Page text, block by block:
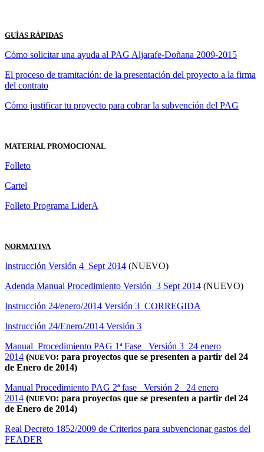
GUÍAS RÁPIDAS
Cómo solicitar una ayuda al PAG Aljarafe-Doñana 2009-2015
El proceso de tramitación: de la presentación del proyecto a la firma
del contrato
Cómo justificar tu proyecto para cobrar la subvención del PAG
MATERIAL PROMOCIONAL
Folleto
Cartel
Folleto Programa LiderA
NORMATIVA
Instrucción Versión 4_Sept 2014 (NUEVO)
Adenda Manual Procedimiento Versión_3 Sept 2014 (NUEVO)
Instrucción 24/enero/2014 Versión 3_CORREGIDA
Instrucción 24/Enero/2014 Versión 3
Manual Procedimiento PAG 1ª Fase_ Versión 3_24 enero
2014 (NUEVO: para proyectos que se presenten a partir del 24
de Enero de 2014)
Manual Procedimiento PAG 2ª fase_ Versión 2_ 24 enero
2014 (NUEVO: para proyectos que se presenten a partir del 24
de Enero de 2014)
Real Decreto 1852/2009 de Criterios para subvencionar gastos del
FEADER